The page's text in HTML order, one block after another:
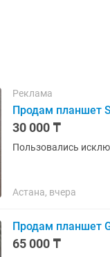
Реклама
Продам планшет
30 000 ₸
Пользовались
Астана, вчера
Продам планшет
65 000 ₸